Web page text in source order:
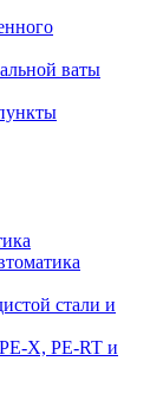
ваты
стали и
X, PE-RT и